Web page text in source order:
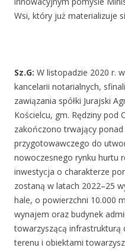
Wsi, który już materializuje
Sz.G: W listopadzie 2020 r.
kancelarii notarialnych,
zawiązania spółki Jurajski
Kościelcu, gm. Rędziny pod
zakończono trwający
przygotowawczego do
nowoczesnego rynku hurtu
inwestycja o charakterze
zostaną w latach 2022–25
hale, o powierzchni 10.000 m
wynajem oraz budynek
towarzyszącą infrastrukturą
terenu i obiektami